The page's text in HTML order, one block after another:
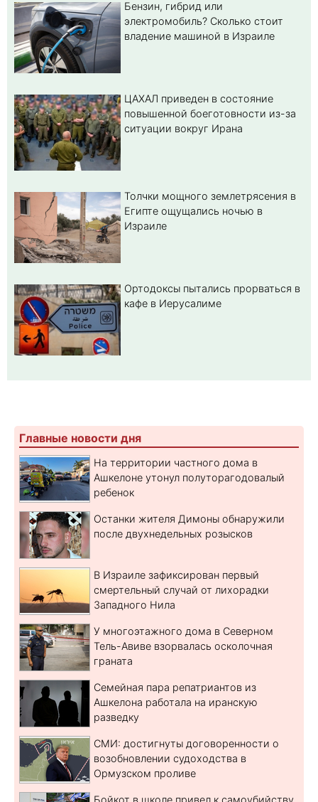
Бензин, гибрид или
электромобиль? Cколько стоит
владение машиной в Израиле
ЦАХАЛ приведен в состояние
повышенной боеготовности из-за
ситуации вокруг Ирана
Толчки мощного землетрясения в
Египте ощущались ночью в
Израиле
Ортодоксы пытались прорваться в
кафе в Иерусалиме
Главные новости дня
На территории частного дома в
Ашкелоне утонул полуторагодовалый
ребенок
Останки жителя Димоны обнаружили
после двухнедельных розысков
В Израиле зафиксирован первый
смертельный случай от лихорадки
Западного Нила
У многоэтажного дома в Северном
Тель-Авиве взорвалась осколочная
граната
Семейная пара репатриантов из
Ашкелона работала на иранскую
разведку
СМИ: достигнуты договоренности о
возобновлении судоходства в
Ормузском проливе
Бойкот в школе привел к самоубийству